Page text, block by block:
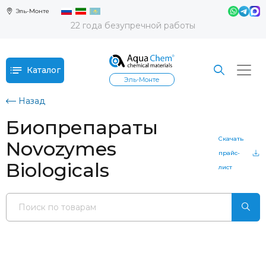
Эль-Монте
22 года безупречной работы
Каталог
Эль-Монте
Назад
Биопрепараты
Novozymes
Biologicals
Скачать
прайс-
лист